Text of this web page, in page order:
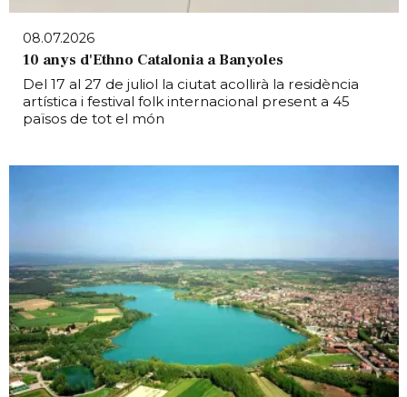
08.07.2026
10 anys d'Ethno Catalonia a Banyoles
Del 17 al 27 de juliol la ciutat acollirà la residència
artística i festival folk internacional present a 45
països de tot el món